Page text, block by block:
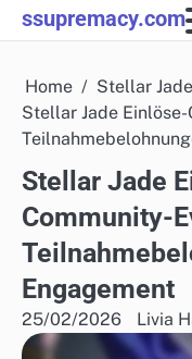
Skip
to
ssupremacy.com
Home
Stellar
Stellar Jade
Stellar Jade
Community-
Engagement
25/02/2026 Livia